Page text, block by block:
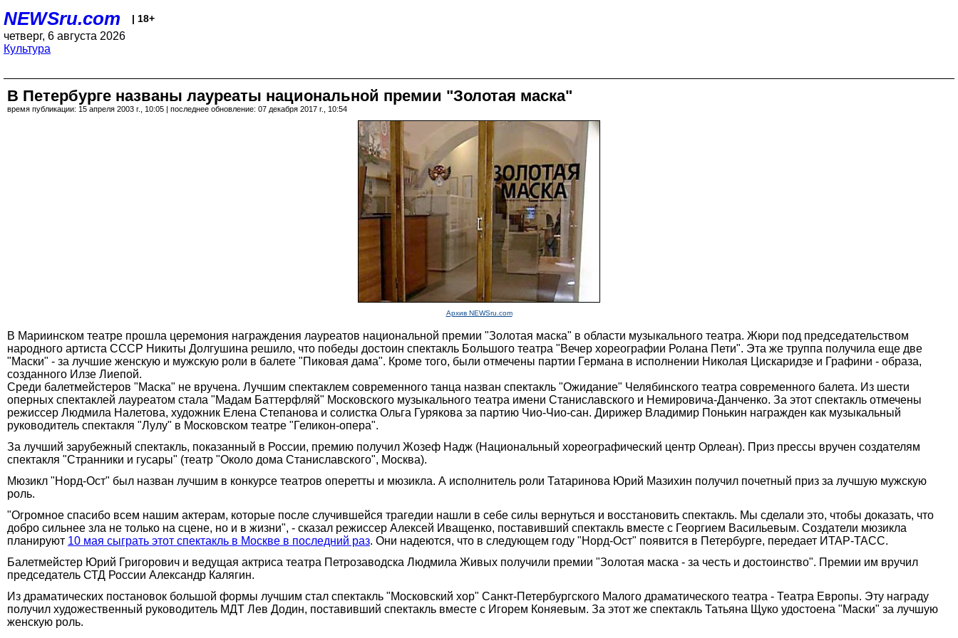
NEWSru.com | 18+
четверг, 6 августа 2026
Культура
В Петербурге названы лауреаты национальной премии "Золотая маска"
время публикации: 15 апреля 2003 г., 10:05 | последнее обновление: 07 декабря 2017 г., 10:54
Архив NEWSru.com
В Мариинском театре прошла церемония награждения лауреатов национальной премии "Золотая маска" в области музыкального театра. Жюри под председательством
народного артиста СССР Никиты Долгушина решило, что победы достоин спектакль Большого театра "Вечер хореографии Ролана Пети". Эта же труппа получила еще две
"Маски" - за лучшие женскую и мужскую роли в балете "Пиковая дама". Кроме того, были отмечены партии Германа в исполнении Николая Цискаридзе и Графини - образа,
созданного Илзе Лиепой.
Среди балетмейстеров "Маска" не вручена. Лучшим спектаклем современного танца назван спектакль "Ожидание" Челябинского театра современного балета. Из шести
оперных спектаклей лауреатом стала "Мадам Баттерфляй" Московского музыкального театра имени Станиславского и Немировича-Данченко. За этот спектакль отмечены
режиссер Людмила Налетова, художник Елена Степанова и солистка Ольга Гурякова за партию Чио-Чио-сан. Дирижер Владимир Понькин награжден как музыкальный
руководитель спектакля "Лулу" в Московском театре "Геликон-опера".
За лучший зарубежный спектакль, показанный в России, премию получил Жозеф Надж (Национальный хореографический центр Орлеан). Приз прессы вручен создателям
спектакля "Странники и гусары" (театр "Около дома Станиславского", Москва).
Мюзикл "Норд-Ост" был назван лучшим в конкурсе театров оперетты и мюзикла. А исполнитель роли Татаринова Юрий Мазихин получил почетный приз за лучшую мужскую
роль.
"Огромное спасибо всем нашим актерам, которые после случившейся трагедии нашли в себе силы вернуться и восстановить спектакль. Мы сделали это, чтобы доказать, что
добро сильнее зла не только на сцене, но и в жизни", - сказал режиссер Алексей Иващенко, поставивший спектакль вместе с Георгием Васильевым. Создатели мюзикла
планируют 10 мая сыграть этот спектакль в Москве в последний раз. Они надеются, что в следующем году "Норд-Ост" появится в Петербурге, передает ИТАР-ТАСС.
Балетмейстер Юрий Григорович и ведущая актриса театра Петрозаводска Людмила Живых получили премии "Золотая маска - за честь и достоинство". Премии им вручил
председатель СТД России Александр Калягин.
Из драматических постановок большой формы лучшим стал спектакль "Московский хор" Санкт-Петербургского Малого драматического театра - Театра Европы. Эту награду
получил художественный руководитель МДТ Лев Додин, поставивший спектакль вместе с Игорем Коняевым. За этот же спектакль Татьяна Щуко удостоена "Маски" за лучшую
женскую роль.